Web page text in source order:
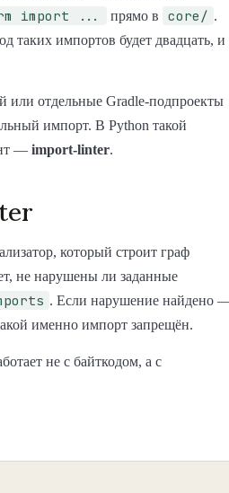
import ... прямо в core/ .
таких импортов будет двадцать, и
или отдельные Gradle-подпроекты
импорт. В Python такой
— import-linter.
который строит граф
не нарушены ли заданные
. Если нарушение найдено
именно импорт запрещён.
не с байткодом, а с